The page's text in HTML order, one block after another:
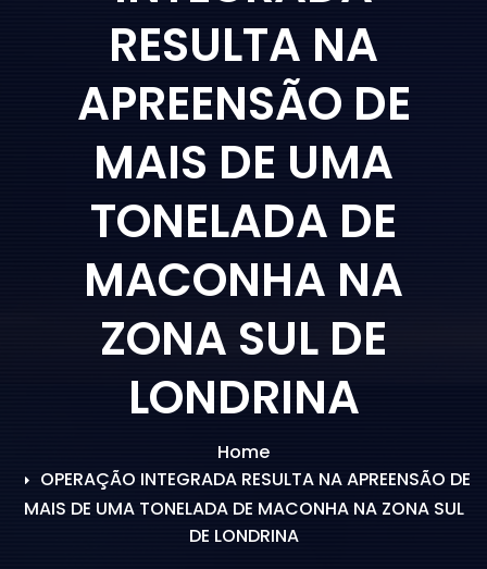
RESULTA NA
APREENSÃO DE
MAIS DE UMA
TONELADA DE
MACONHA NA
ZONA SUL DE
LONDRINA
Home
OPERAÇÃO INTEGRADA RESULTA NA APREENSÃO DE
MAIS DE UMA TONELADA DE MACONHA NA ZONA SUL
DE LONDRINA